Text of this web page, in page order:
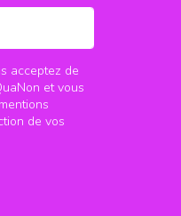
acceptez de
et vous
de vos